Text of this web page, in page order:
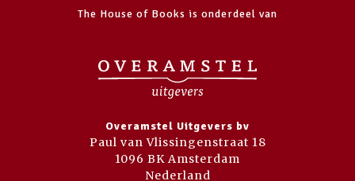
The House of Books is onderdeel van
Overamstel Uitgevers bv
Paul van Vlissingenstraat 18
1096 BK Amsterdam
Nederland